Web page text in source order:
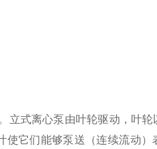
立式离心泵由叶轮驱动，叶
它们能够泵送（连续流动）